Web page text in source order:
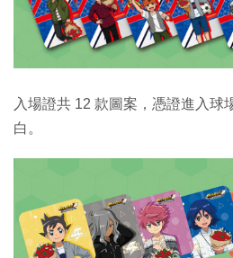
入場證共 12 款圖案，憑證進入球
白。